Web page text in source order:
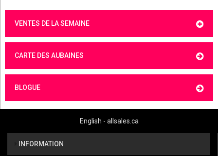
VENTES DE LA SEMAINE
CARTE DES AUBAINES
BLOGUE
English - allsales.ca
INFORMATION